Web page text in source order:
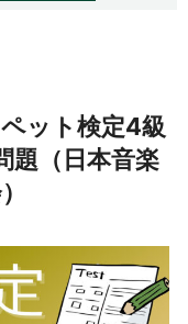
ット検定4級
題（日本音楽